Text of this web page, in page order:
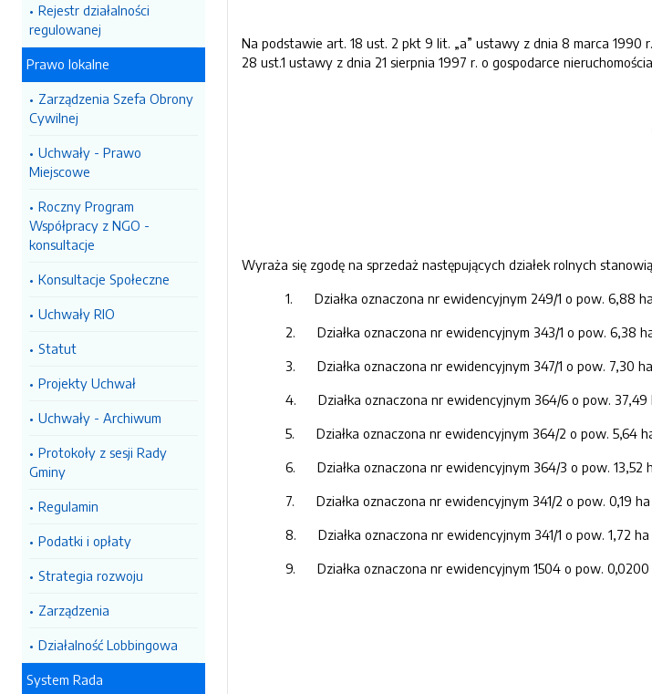
Rejestr działalności
regulowanej
Prawo lokalne
Zarządzenia Szefa Obrony
Cywilnej
Uchwały - Prawo
Miejscowe
Roczny Program
Współpracy z NGO -
konsultacje
Konsultacje Społeczne
Uchwały RIO
Statut
Projekty Uchwał
Uchwały - Archiwum
Protokoły z sesji Rady
Gminy
Regulamin
Podatki i opłaty
Strategia rozwoju
Zarządzenia
Działalność Lobbingowa
System Rada
Na podstawie art. 18 ust. 2 pkt 9 lit. „a” ustawy z dnia 8 marca 1990
28 ust.1 ustawy z dnia 21 sierpnia 1997 r. o gospodarce
Wyraża się zgodę na sprzedaż następujących działek rolnych
1. Działka oznaczona nr ewidencyjnym 249/1 o pow. 6,88
2. Działka oznaczona nr ewidencyjnym 343/1 o pow. 6,38
3. Działka oznaczona nr ewidencyjnym 347/1 o pow. 7,30
4. Działka oznaczona nr ewidencyjnym 364/6 o pow. 37,49
5. Działka oznaczona nr ewidencyjnym 364/2 o pow. 5,64
6. Działka oznaczona nr ewidencyjnym 364/3 o pow. 13,52
7. Działka oznaczona nr ewidencyjnym 341/2 o pow. 0,19 ha
8. Działka oznaczona nr ewidencyjnym 341/1 o pow. 1,72 ha
9. Działka oznaczona nr ewidencyjnym 1504 o pow. 0,0200